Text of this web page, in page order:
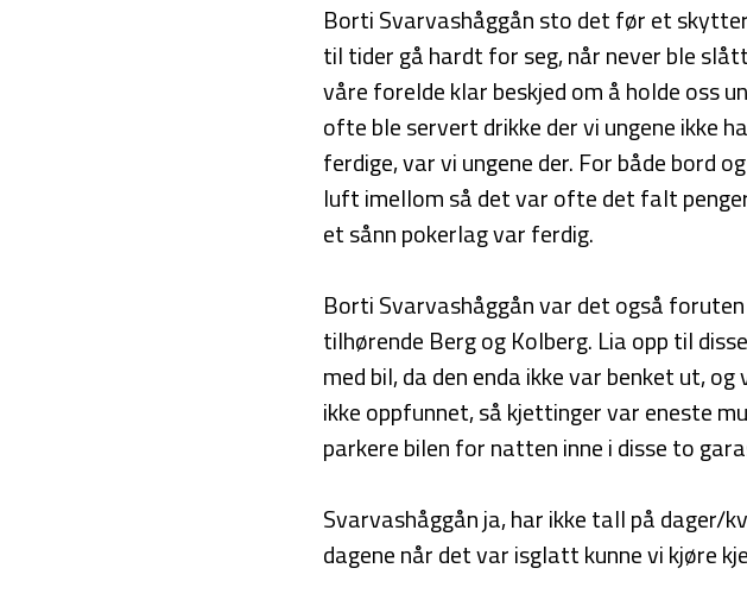
Borti Svarvashåggån sto det før et
til tider gå hardt for seg, når never ble
våre forelde klar beskjed om å holde oss
ofte ble servert drikke der vi ungene ikke
ferdige, var vi ungene der. For både bord
luft imellom så det var ofte det falt
et sånn pokerlag var ferdig.
Borti Svarvashåggån var det også
tilhørende Berg og Kolberg. Lia opp til
med bil, da den enda ikke var benket ut,
ikke oppfunnet, så kjettinger var eneste
parkere bilen for natten inne i disse to
Svarvashåggån ja, har ikke tall på dager/
dagene når det var isglatt kunne vi kjøre